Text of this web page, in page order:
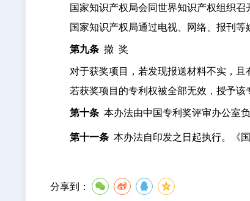
国家知识产权局会同世界知识产权组织召
国家知识产权局通过电视、网络、报刊等
第九条 撤 奖
对于获奖项目，若发现报送材料不实，且有
若获奖项目的专利权被全部无效，授予该
第十条 本办法由中国专利奖评审办公室负
第十一条 本办法自印发之日起执行。《
分享到：